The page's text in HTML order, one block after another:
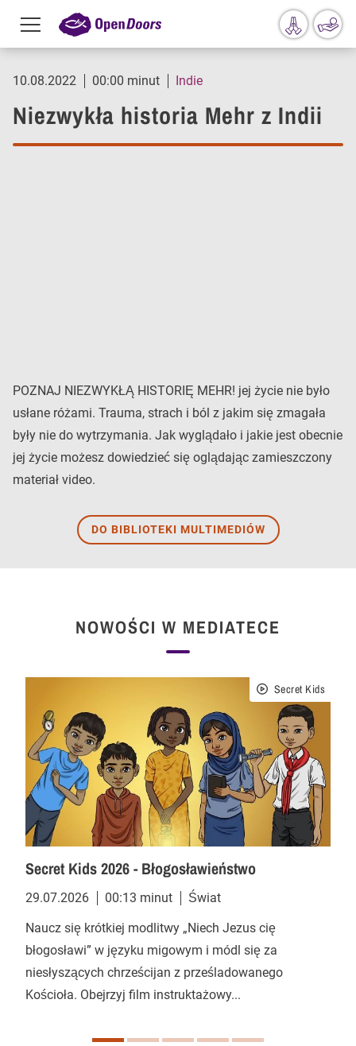
Menu
toggle
10.08.2022
00:00 minut Indie
Niezwykła historia Mehr z Indii
POZNAJ NIEZWYKŁĄ HISTORIĘ MEHR! jej życie nie było
usłane różami. Trauma, strach i ból z jakim się zmagała
były nie do wytrzymania. Jak wyglądało i jakie jest obecnie
jej życie możesz dowiedzieć się oglądając zamieszczony
materiał video.
DO BIBLIOTEKI MULTIMEDIÓW
NOWOŚCI W MEDIATECE
Secret Kids
Secret Kids 2026 - Błogosławieństwo
29.07.2026 00:13 minut
Świat
Naucz się krótkiej modlitwy „Niech Jezus cię
błogosławi” w języku migowym i módl się za
niesłyszących chrześcijan z prześladowanego
Kościoła. Obejrzyj film instruktażowy...